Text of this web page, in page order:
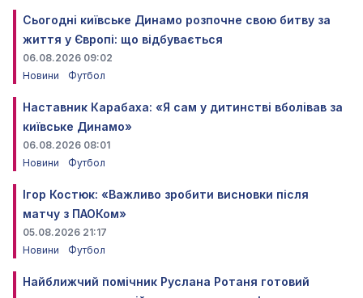
Сьогодні київське Динамо розпочне свою битву за
життя у Європі: що відбувається
06.08.2026 09:02
Новини
Футбол
Наставник Карабаха: «Я сам у дитинстві вболівав за
київське Динамо»
06.08.2026 08:01
Новини
Футбол
Ігор Костюк: «Важливо зробити висновки після
матчу з ПАОКом»
05.08.2026 21:17
Новини
Футбол
Найближчий помічник Руслана Ротаня готовий